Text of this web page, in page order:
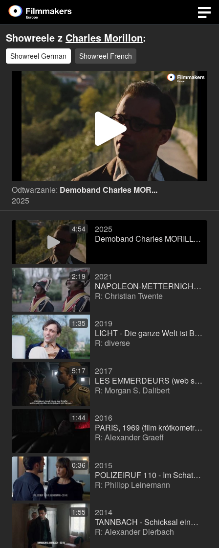
Showreele z Charles Morillon:
Showreel German Showreel French
wideo
Odtwarzanie: Demoband Charles MOR...
2025
4:54
2025
Demoband Charles MORILLON
2:19
2021
NAPOLEON-METTERNICH. Der Anfang vom Ende (pełnometrażowy dokument)
R: Christian Twente
1:35
2019
LICHT - Die ganze Welt ist Bühne (Webserie) (serial)
R: diverse
5:17
2017
LES EMMERDEURS (web série) (serial)
R: Morgan S. Dalibert
1:44
2016
PARIS, 1969 (film krótkometrażowy)
R: Alexander Graeff
0:36
2015
POLIZEIRUF 110 - Im Schatten (film telewizyjny (seria))
R: Philipp Leinemann
1:55
2014
TANNBACH - Schicksal eines Dorfes (serial telewizyjny)
R: Alexander Dierbach